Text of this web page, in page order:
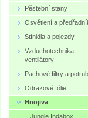
Pěstební stany
Osvětlení a
Stínidla a pojezdy
Vzduchotechnika -
ventilátory
Pachové filtry a
Odrazové fólie
Hnojiva
Jungle Indabox